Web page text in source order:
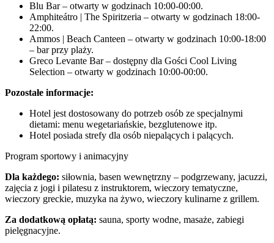
Blu Bar – otwarty w godzinach 10:00-00:00.
Amphiteátro | The Spiritzeria – otwarty w godzinach 18:00-
22:00.
Ammos | Beach Canteen – otwarty w godzinach 10:00-18:00
– bar przy plaży.
Greco Levante Bar – dostępny dla Gości Cool Living
Selection – otwarty w godzinach 10:00-00:00.
Pozostałe informacje:
Hotel jest dostosowany do potrzeb osób ze specjalnymi
dietami: menu wegetariańskie, bezglutenowe itp.
Hotel posiada strefy dla osób niepalących i palących.
Program sportowy i animacyjny
Dla każdego: siłownia, basen wewnętrzny – podgrzewany, jacuzzi,
zajęcia z jogi i pilatesu z instruktorem, wieczory tematyczne,
wieczory greckie, muzyka na żywo, wieczory kulinarne z grillem.
Za dodatkową opłatą: sauna, sporty wodne, masaże, zabiegi
pielęgnacyjne.